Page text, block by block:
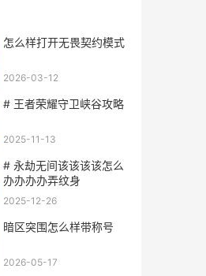
怎么样打开无畏契约模式
2026-03-12
# 王者荣耀守卫峡谷攻略
2025-11-13
# 永劫无间该该该该怎么
办办办办弄纹身
2025-12-26
暗区突围怎么样带称号
2026-05-17